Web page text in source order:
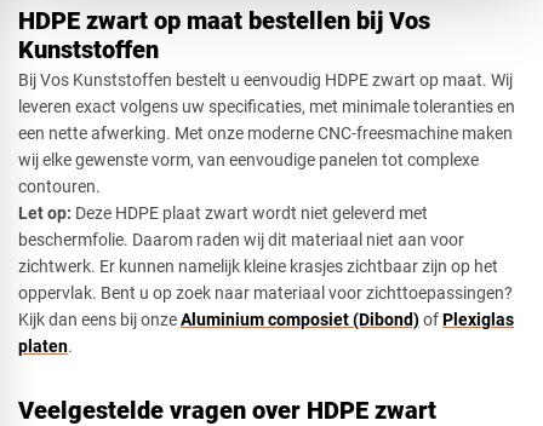
HDPE zwart op maat bestellen bij Vos
Kunststoffen
Bij Vos Kunststoffen bestelt u eenvoudig HDPE zwart op maat. Wij
leveren exact volgens uw specificaties, met minimale toleranties en
een nette afwerking. Met onze moderne CNC-freesmachine maken
wij elke gewenste vorm, van eenvoudige panelen tot complexe
contouren.
Let op: Deze HDPE plaat zwart wordt niet geleverd met
beschermfolie. Daarom raden wij dit materiaal niet aan voor
zichtwerk. Er kunnen namelijk kleine krasjes zichtbaar zijn op het
oppervlak. Bent u op zoek naar materiaal voor zichttoepassingen?
Kijk dan eens bij onzeAluminium composiet (Dibond)ofPlexiglas
platen.
Veelgestelde vragen over HDPE zwart